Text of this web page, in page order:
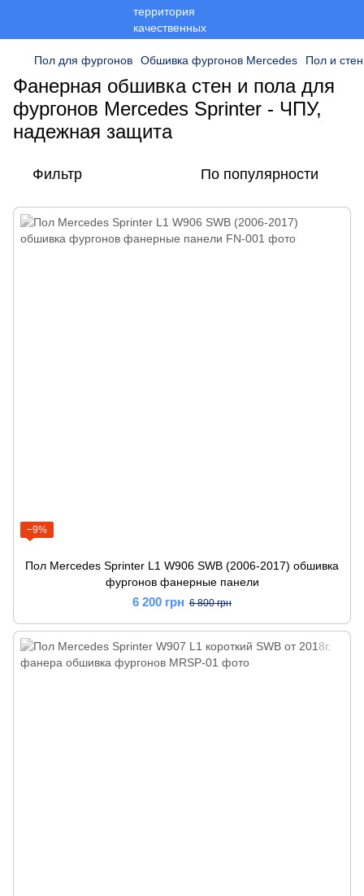
Пол для фургонов Обшивка фургонов Mercedes Пол и
Фанерная обшивка стен и пола для
фургонов Mercedes Sprinter - ЧПУ,
надежная защита
Фильтр По популярности
−9%
Пол Mercedes Sprinter L1 W906 SWB (2006-2017) обшивка
фургонов фанерные панели
6 200 грн 6 800 грн